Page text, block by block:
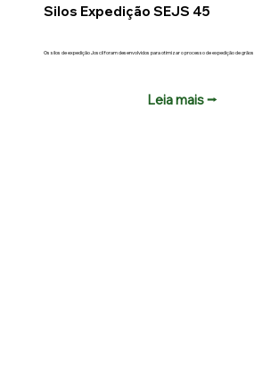
Silos Expedição SEJS 45
Os silos de expedição Joscil foram desenvolvidos para otimizar o processo de expedição de grãos.
Leia mais ⭢